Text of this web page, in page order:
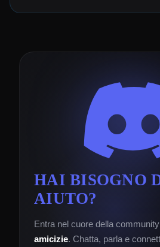
HAI BISOGNO
AIUTO?
Entra nel cuore della
amicizie. Chatta, parla e